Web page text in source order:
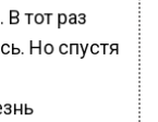
тот раз
Но спустя